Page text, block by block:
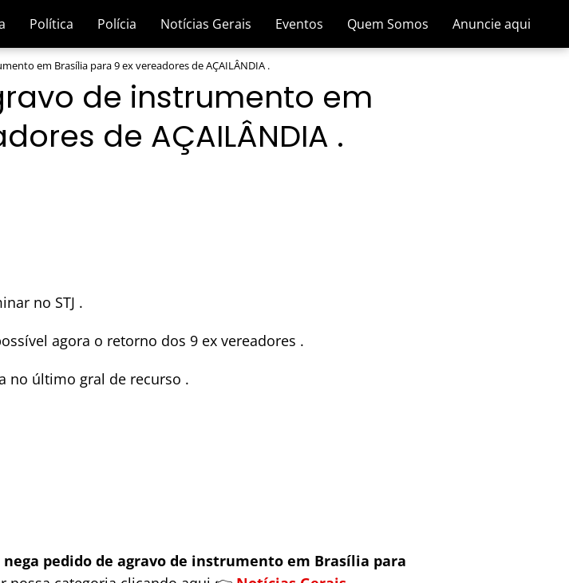
Política Polícia Notícias Gerais Eventos Quem Somos Anuncie aqui
em Brasília para 9 ex vereadores de AÇAILÂNDIA .
de instrumento em
de AÇAILÂNDIA .
no STJ .
agora o retorno dos 9 ex vereadores .
no último gral de recurso .
nega pedido de agravo de instrumento em Brasília para